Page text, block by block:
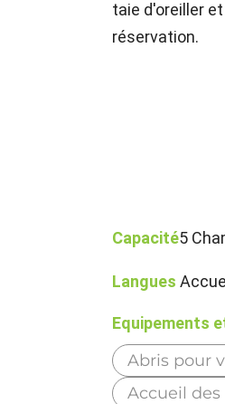
taie d'oreiller
réservation.
Capacité5
Langues
Equipements
Abris pour
Accueil des